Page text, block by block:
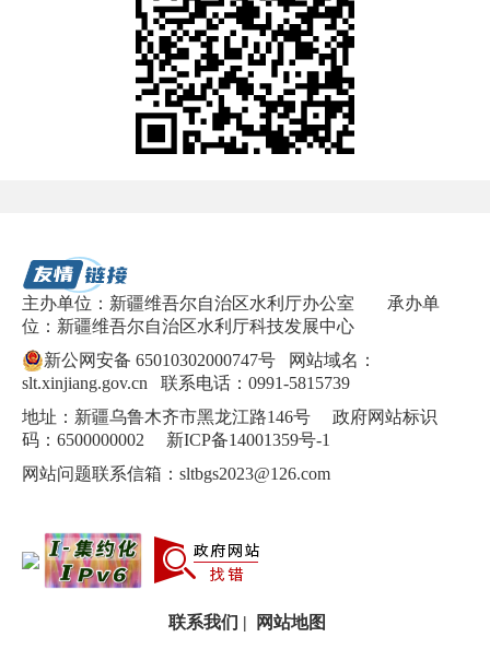
主办单位：新疆维吾尔自治区水利厅办公室
承办单
位：新疆维吾尔自治区水利厅科技发展中心
新公网安备 65010302000747号 网站域名：
slt.xinjiang.gov.cn 联系电话：0991-5815739
地址：新疆乌鲁木齐市黑龙江路146号 政府网站标识
码：6500000002
新ICP备14001359号-1
网站问题联系信箱：sltbgs2023@126.com
联系我们 | 网站地图